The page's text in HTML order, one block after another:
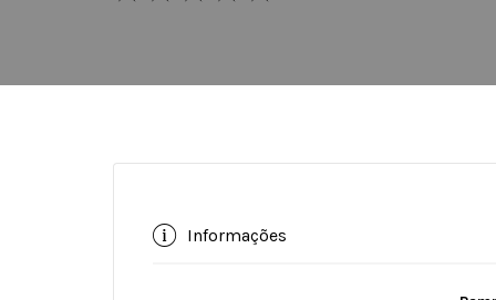
Informações